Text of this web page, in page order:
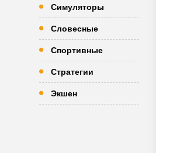
Симуляторы
Словесные
Спортивные
Стратегии
Экшен